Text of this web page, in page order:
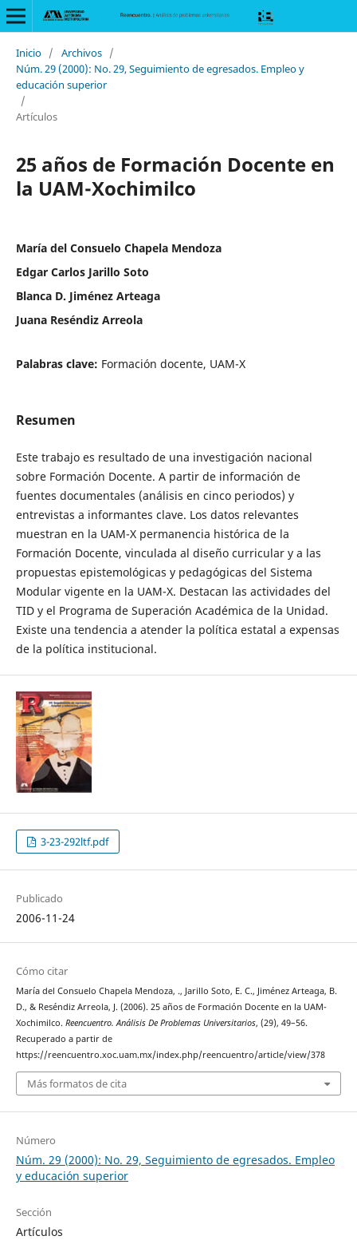
Inicio / Archivos /
Núm. 29 (2000): No. 29, Seguimiento de egresados. Empleo y
educación superior
/
Artículos
25 años de Formación Docente en
la UAM-Xochimilco
María del Consuelo Chapela Mendoza
Edgar Carlos Jarillo Soto
Blanca D. Jiménez Arteaga
Juana Reséndiz Arreola
Palabras clave: Formación docente, UAM-X
Resumen
Este trabajo es resultado de una investigación nacional
sobre Formación Docente. A partir de información de
fuentes documentales (análisis en cinco periodos) y
entrevistas a informantes clave. Los datos relevantes
muestran en la UAM-X permanencia histórica de la
Formación Docente, vinculada al diseño curricular y a las
propuestas epistemológicas y pedagógicas del Sistema
Modular vigente en la UAM-X. Destacan las actividades del
TID y el Programa de Superación Académica de la Unidad.
Existe una tendencia a atender la política estatal a expensas
de la política institucional.
3-23-292ltf.pdf
Publicado
2006-11-24
Cómo citar
María del Consuelo Chapela Mendoza, ., Jarillo Soto, E. C., Jiménez Arteaga, B.
D., & Reséndiz Arreola, J. (2006). 25 años de Formación Docente en la UAM-
Xochimilco. Reencuentro. Análisis De Problemas Universitarios, (29), 49–56.
Recuperado a partir de
https://reencuentro.xoc.uam.mx/index.php/reencuentro/article/view/378
Más formatos de cita
Número
Núm. 29 (2000): No. 29, Seguimiento de egresados. Empleo
y educación superior
Sección
Artículos